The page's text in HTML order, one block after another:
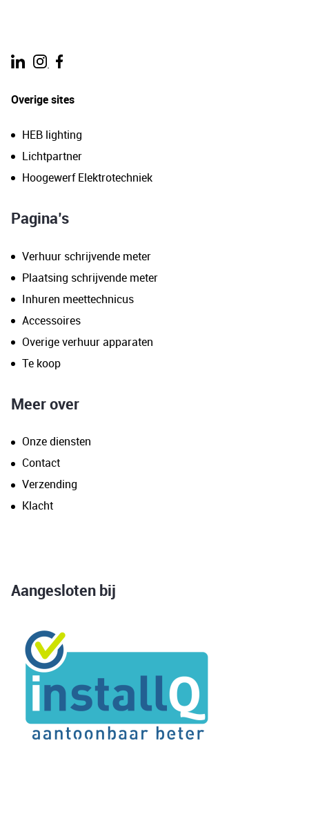
.
Overige sites
HEB lighting
Lichtpartner
Hoogewerf Elektrotechniek
Pagina’s
Verhuur schrijvende meter
Plaatsing schrijvende meter
Inhuren meettechnicus
Accessoires
Overige verhuur apparaten
Te koop
Meer over
Onze diensten
Contact
Verzending
Klacht
Aangesloten bij